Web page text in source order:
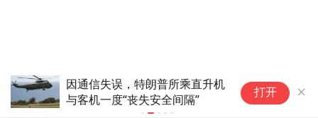
因通信失误，特朗普所乘直升机
与客机一度“丧失安全间隔”
打开